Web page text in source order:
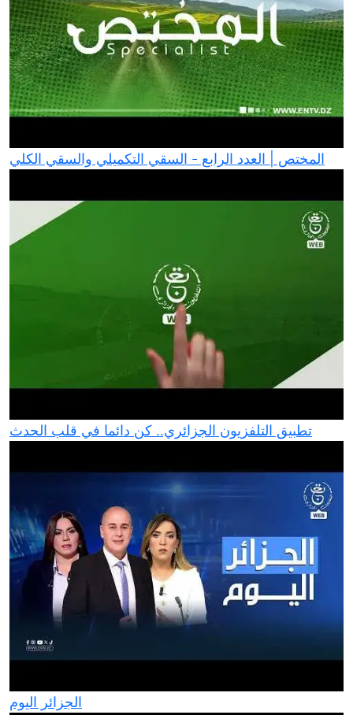
المختص | العدد الرابع - السقي التكميلي والسقي الكلي
تطبيق التلفزيون الجزائري.. كن دائما في قلب الحدث
الجزائر اليوم